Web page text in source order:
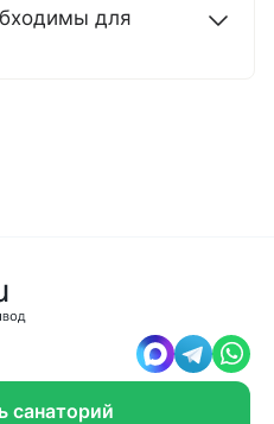
для
санаторий